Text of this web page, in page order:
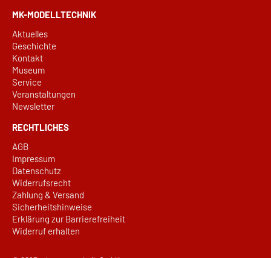
MK-MODELLTECHNIK
Aktuelles
Geschichte
Kontakt
Museum
Service
Veranstaltungen
Newsletter
RECHTLICHES
AGB
Impressum
Datenschutz
Widerrufsrecht
Zahlung & Versand
Sicherheitshinweise
Erklärung zur Barrierefreiheit
Widerruf erhalten